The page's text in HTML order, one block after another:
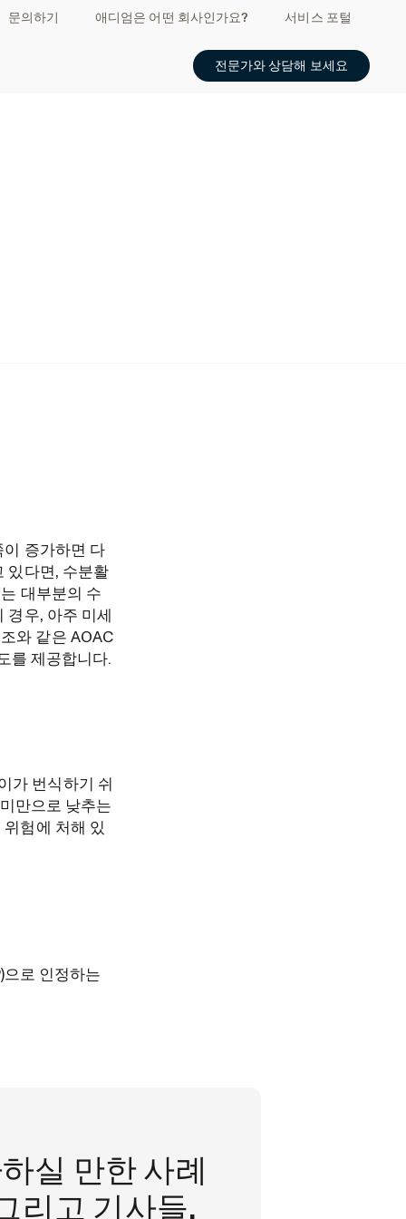
문의하기 애디엄은 어떤 회사인가요? 서비스 포털
전문가와 상담해 보세요
증가하면 다
있다면, 수분활
대부분의 수
경우, 아주 미세
와 같은 AOAC
를 제공합니다.
가 번식하기 쉬
만으로 낮추는
험에 처해 있
로 인정하는
실 만한 사례
리고 기사들.